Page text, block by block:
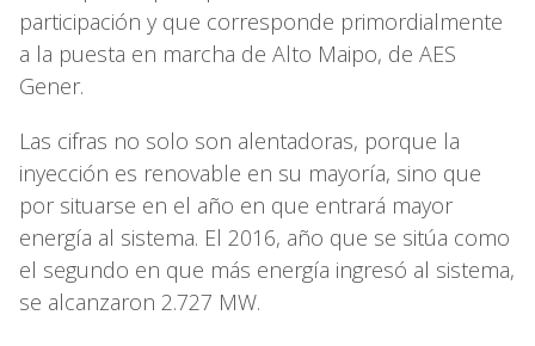
participación y que corresponde primordialmente
a la puesta en marcha de Alto Maipo, de AES
Gener.
Las cifras no solo son alentadoras, porque la
inyección es renovable en su mayoría, sino que
por situarse en el año en que entrará mayor
energía al sistema. El 2016, año que se sitúa como
el segundo en que más energía ingresó al sistema,
se alcanzaron 2.727 MW.